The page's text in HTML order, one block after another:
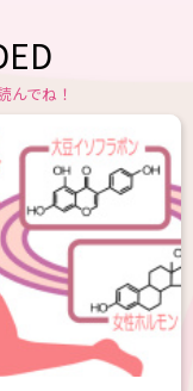
んでね！